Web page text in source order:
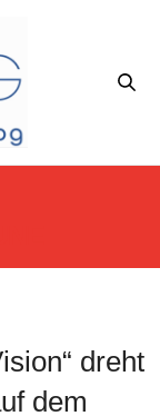
dreht
dem